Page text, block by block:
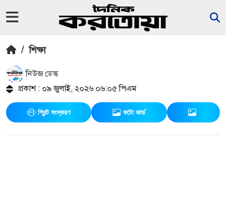
/ শিক্ষা
নিউজ ডেস্ক
প্রকাশ : ০৯ জুলাই, ২০২৬ ০৬:০৫ পিএম
প্রিন্ট সংস্করণ ফটো কার্ড